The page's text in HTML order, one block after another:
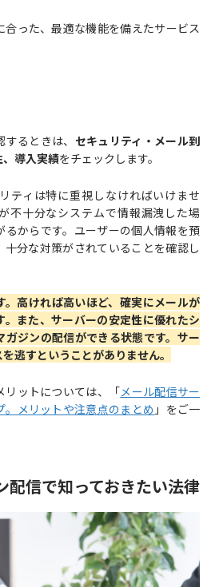
合った、最適な機能を備えたサービス
るときは、 セキュリティ・メール到
導入実績をチェックします。
ティは特に重視しなければいけませ
不十分なシステムで情報漏洩した場
るからです。ユーザーの個人情報を預
十分な対策がされていることを確認し
。高ければ高いほど、確実にメールが
。また、サーバーの安定性に優れたシ
ガジンの配信ができる状態です。サー
逃すということがありません。
リットについては、「メール配信サー
。メリットや注意点のまとめ 」をご一
配信で知っておきたい法律